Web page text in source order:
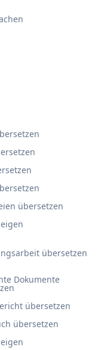
übersetzen
Dokumente
übersetzen
übersetzen
übersetzen